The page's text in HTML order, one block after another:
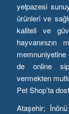
yelpazesi
ürünleri ve
kaliteli ve
de online
vermekten
Pet Shop’ta
Ataşehir; İnönü